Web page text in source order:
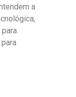
a